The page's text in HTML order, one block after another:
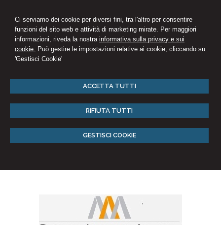
Ci serviamo dei cookie per diversi fini, tra l'altro per consentire
funzioni del sito web e attività di marketing mirate. Per maggiori
informazioni, riveda la nostra informativa sulla privacy e sui
cookie. Può gestire le impostazioni relative ai cookie, cliccando su
'Gestisci Cookie'
ACCETTA TUTTI
RIFIUTA TUTTI
GESTISCI COOKIE